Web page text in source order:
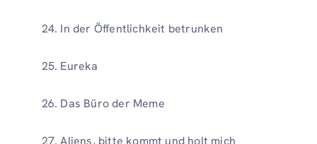
In der Öffentlichkeit betrunken
Eureka
Das Büro der Meme
Aliens, bitte kommt und holt mich